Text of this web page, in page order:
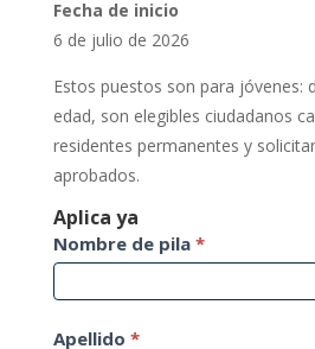
Fecha de inicio
6 de julio de 2026
Estos puestos son para jóvenes:
edad, son elegibles ciudadanos
residentes permanentes y
aprobados.
Aplica ya
Aplicacion
de
trabajo
Nombre de pila *
Apellido *